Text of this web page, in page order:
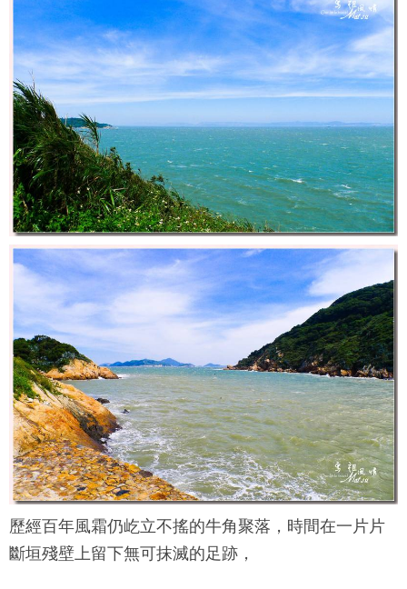
歷經百年風霜仍屹立不搖的牛角聚落 ，時間在一片片
斷垣殘壁上留下無可抹滅的足跡，